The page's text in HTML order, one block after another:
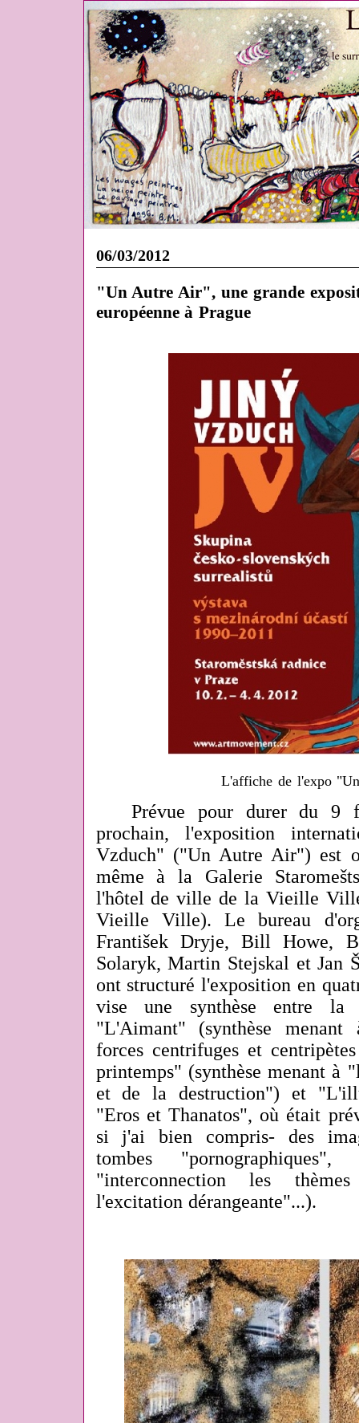
06/03/2012
"Un Autre Air", une grande
européenne à Prague
L'affiche de l'expo
Prévue pour durer du 9
prochain, l'exposition
Vzduch" ("Un Autre Air") est
même à la Galerie
l'hôtel de ville de la Vieille
Vieille Ville). Le bureau
František Dryje, Bill Howe,
Solaryk, Martin Stejskal et Jan
ont structuré l'exposition en
vise une synthèse entre
"L'Aimant" (synthèse
forces centrifuges et
printemps" (synthèse menant à
et de la destruction") et
"Eros et Thanatos", où était
si j'ai bien compris- des
tombes
"interconnection les
l'excitation dérangeante"...).